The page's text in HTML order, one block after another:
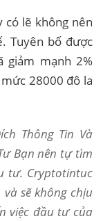
có lẽ không nên
Tuyên bố được
giảm mạnh 2%
28000 đô la
Thông Tin Và
Bạn nên tự tìm
tư. Cryptotintuc
sẽ không chịu
việc đầu tư của